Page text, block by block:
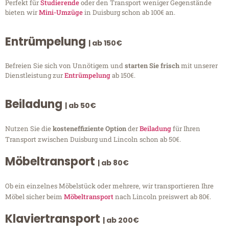
Perfekt fürStudierendeoder den Transport weniger Gegenstände
bieten wirMini-Umzügein Duisburg schon ab 100€ an.
Entrümpelung | ab 150€
Befreien Sie sich von Unnötigem undstarten Sie frischmit unserer
Dienstleistung zurEntrümpelungab 150€.
Beiladung | ab 50€
Nutzen Sie diekosteneffiziente OptionderBeiladungfür Ihren
Transport zwischen Duisburg und Lincoln schon ab 50€.
Möbeltransport | ab 80€
Ob ein einzelnes Möbelstück oder mehrere, wir transportieren Ihre
Möbel sicher beim Möbeltransportnach Lincoln preiswert ab 80€.
Klaviertransport | ab 200€